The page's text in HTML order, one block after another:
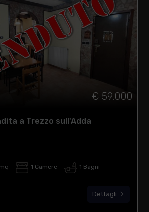
€ 59.000
a Trezzo sull'Adda
1 Camere 1 Bagni
Dettagli